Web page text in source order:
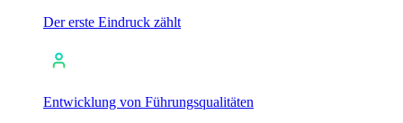
Der erste Eindruck zählt
Entwicklung von Führungsqualitäten